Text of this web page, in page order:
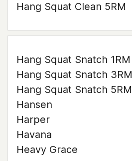
Hang Squat Clean 5RM
Hang Squat Snatch 1RM
Hang Squat Snatch 3RM
Hang Squat Snatch 5RM
Hansen
Harper
Havana
Heavy Grace